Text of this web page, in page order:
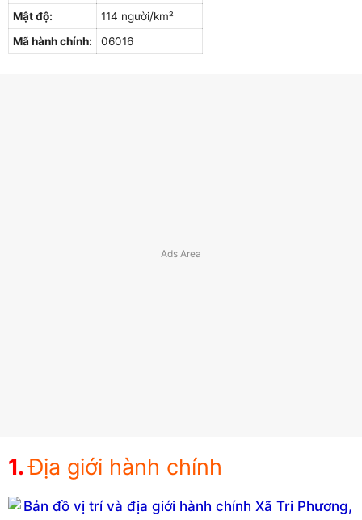
Mật độ:
114 người/km²
Mã hành chính:
06016
Địa giới hành chính